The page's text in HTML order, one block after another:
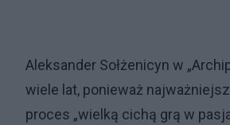
Aleksander Sołżenicyn w
wiele lat, ponieważ
proces „wielką cichą grą w